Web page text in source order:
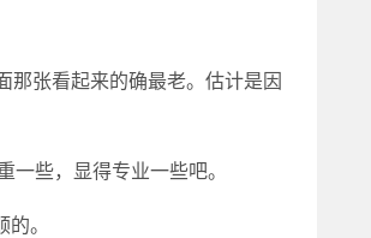
张看起来的确最老。估计是因
些，显得专业一些吧。
。